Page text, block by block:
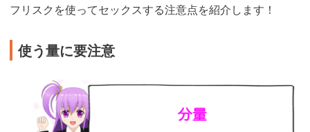
フリスクを使ってセックスする注意点を紹介します！
使う量に要注意